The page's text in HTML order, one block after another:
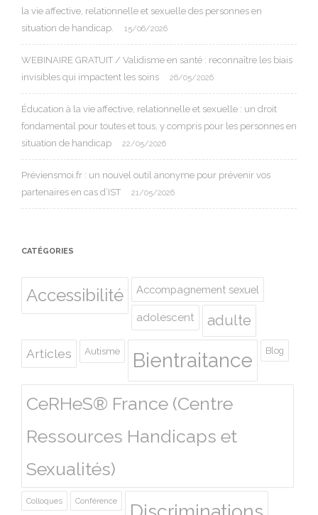
la vie affective, relationnelle et sexuelle des personnes en
situation de handicap.
15/06/2026
WEBINAIRE GRATUIT / Validisme en santé : reconnaître les biais
invisibles qui impactent les soins
26/05/2026
Éducation à la vie affective, relationnelle et sexuelle : un droit
fondamental pour toutes et tous, y compris pour les personnes en
situation de handicap
22/05/2026
Préviensmoi.fr : un nouvel outil anonyme pour prévenir vos
partenaires en cas d’IST
21/05/2026
CATÉGORIES
Accessibilité Accompagnement sexuel
adolescent adulte
Articles Autisme Bientraitance Blog
CeRHeS® France (Centre
Ressources Handicaps et
Sexualités)
Colloques Conférence